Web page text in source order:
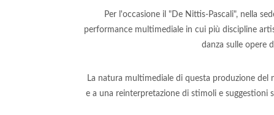
Per l'occasione il "De Nittis-Pascali", nella
performance multimediale in cui più discipline
danza sulle opere
La natura multimediale di questa produzione
e a una reinterpretazione di stimoli e suggestioni